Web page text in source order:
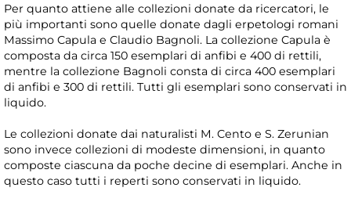
Per quanto attiene alle collezioni donate da ricercatori, le
più importanti sono quelle donate dagli erpetologi romani
Massimo Capula e Claudio Bagnoli. La collezione Capula è
composta da circa 150 esemplari di anfibi e 400 di rettili,
mentre la collezione Bagnoli consta di circa 400 esemplari
di anfibi e 300 di rettili. Tutti gli esemplari sono conservati in
liquido.
Le collezioni donate dai naturalisti M. Cento e S. Zerunian
sono invece collezioni di modeste dimensioni, in quanto
composte ciascuna da poche decine di esemplari. Anche in
questo caso tutti i reperti sono conservati in liquido.